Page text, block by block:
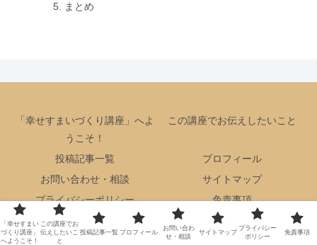
まとめ
「幸せすまいづくり講座」へよ
うこそ！
この講座でお伝えしたいこと
投稿記事一覧
プロフィール
お問い合わせ・相談
サイトマップ
プライバシーポリシー
免責事項
Copyright © 2024 幸せ住まいづくり講座 All Rights Reserved.
「幸せすまい
づくり講座」
へようこそ！
この講座でお
伝えしたいこ
と
投稿記事一覧 プロフィール
お問い合わ
せ・相談
サイトマップ
プライバシー
ポリシー
免責事項